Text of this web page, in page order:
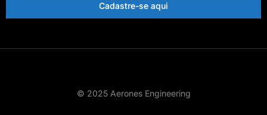
Cadastre-se aqui
© 2025 Aerones Engineering